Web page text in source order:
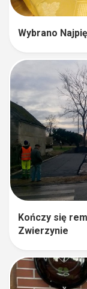
Wybrano
Kończy się
Zwierzynie